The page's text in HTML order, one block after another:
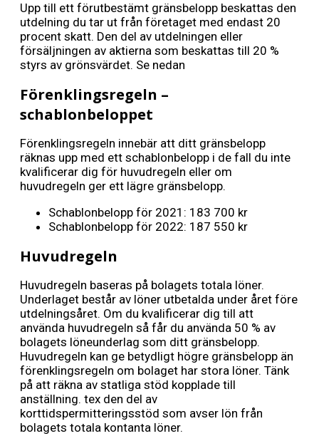
Upp till ett förutbestämt gränsbelopp beskattas den
utdelning du tar ut från företaget med endast 20
procent skatt. Den del av utdelningen eller
försäljningen av aktierna som beskattas till 20 %
styrs av grönsvärdet. Se nedan
Förenklingsregeln –
schablonbeloppet
Förenklingsregeln innebär att ditt gränsbelopp
räknas upp med ett schablonbelopp i de fall du inte
kvalificerar dig för huvudregeln eller om
huvudregeln ger ett lägre gränsbelopp.
Schablonbelopp för 2021: 183 700 kr
Schablonbelopp för 2022: 187 550 kr
Huvudregeln
Huvudregeln baseras på bolagets totala löner.
Underlaget består av löner utbetalda under året före
utdelningsåret. Om du kvalificerar dig till att
använda huvudregeln så får du använda 50 % av
bolagets löneunderlag som ditt gränsbelopp.
Huvudregeln kan ge betydligt högre gränsbelopp än
förenklingsregeln om bolaget har stora löner. Tänk
på att räkna av statliga stöd kopplade till
anställning. tex den del av
korttidspermitteringsstöd som avser lön från
bolagets totala kontanta löner.